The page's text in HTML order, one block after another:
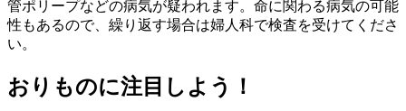
管ポリープなどの病気が疑われます。命に関わる病気の可能
性もあるので、繰り返す場合は婦人科で検査を受けてくださ
い。
おりものに注目しよう！